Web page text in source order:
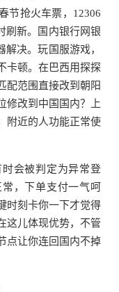
节抢火车票，12306
刷新。国内银行网银
决。玩国服游戏，
卡顿。在巴西用探探
配范围直接改到朝阳
修改到中国国内？上
附近的人功能正常使
会被判定为异常登
，下单支付一气呵
时刻卡你一下才觉得
这儿体现优势，不管
点让你连回国内不掉